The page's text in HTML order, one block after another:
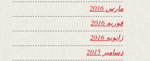
مارس 2016
فوریه 2016
ژانویه 2016
دسامبر 2015